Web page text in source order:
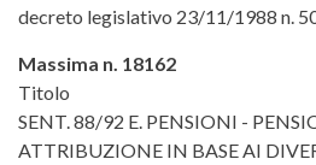
decreto legislativo 23/11/1988 n.
Massima n. 18162
Titolo
SENT. 88/92 E. PENSIONI -
ATTRIBUZIONE IN BASE AI